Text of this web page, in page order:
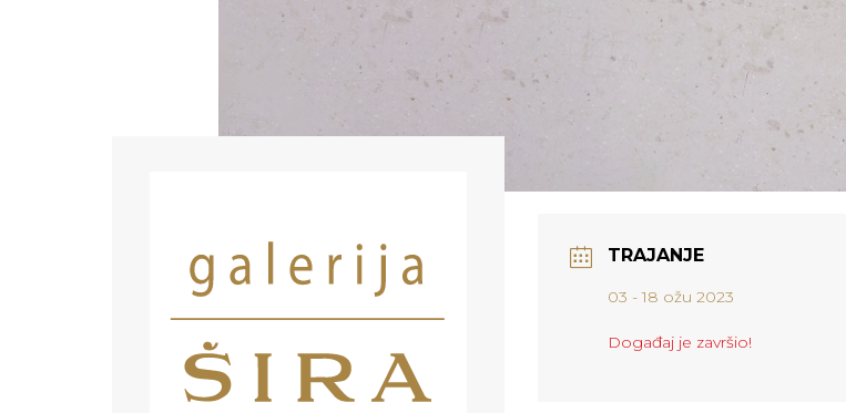
TRAJANJE
03 - 18 ožu 2023
Događaj je završio!